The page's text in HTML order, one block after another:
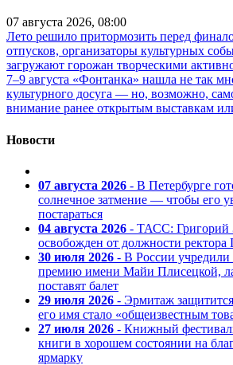
07 августа 2026, 08:00
Лето решило притормозить перед
отпусков, организаторы культурных
загружают горожан творческими
7–9 августа «Фонтанка» нашла не так
культурного досуга — но, возможно,
внимание ранее открытым выставкам
Новости
07 августа 2026 - В Петербурге
солнечное затмение — чтобы его
постараться
04 августа 2026 - ТАСС: Григорий
освобожден от должности
30 июля 2026 - В России
премию имени Майи Плисецкой,
поставят балет
29 июля 2026 - Эрмитаж
его имя стало «общеизвестным
27 июля 2026 - Книжный
книги в хорошем состоянии на
ярмарку